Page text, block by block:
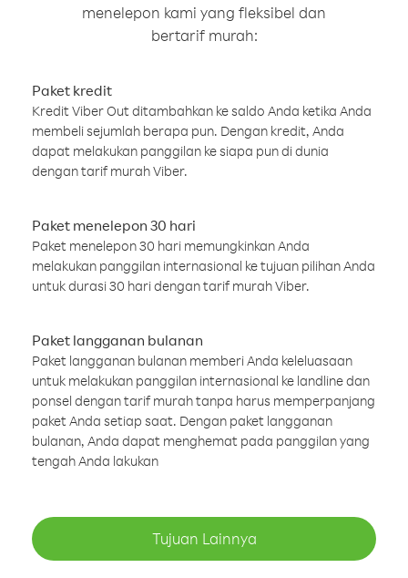
menelepon kami yang fleksibel dan
bertarif murah:
Paket kredit
Kredit Viber Out ditambahkan ke saldo Anda ketika Anda
membeli sejumlah berapa pun. Dengan kredit, Anda
dapat melakukan panggilan ke siapa pun di dunia
dengan tarif murah Viber.
Paket menelepon 30 hari
Paket menelepon 30 hari memungkinkan Anda
melakukan panggilan internasional ke tujuan pilihan Anda
untuk durasi 30 hari dengan tarif murah Viber.
Paket langganan bulanan
Paket langganan bulanan memberi Anda keleluasaan
untuk melakukan panggilan internasional ke landline dan
ponsel dengan tarif murah tanpa harus memperpanjang
paket Anda setiap saat. Dengan paket langganan
bulanan, Anda dapat menghemat pada panggilan yang
tengah Anda lakukan
Tujuan Lainnya